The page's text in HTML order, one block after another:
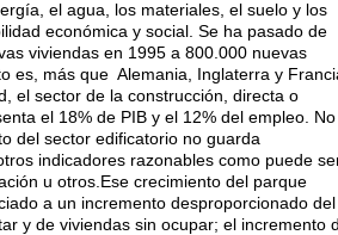
el agua, los materiales, el suelo y los
económica y social. Se ha pasado de
viviendas en 1995 a 800.000 nuevas
es, más que Alemania, Inglaterra y
el sector de la construcción, directa o
el 18% de PIB y el 12% del empleo. No
del sector edificatorio no guarda
indicadores razonables como puede
u otros.Ese crecimiento del parque
a un incremento desproporcionado del
y de viviendas sin ocupar; el incremento